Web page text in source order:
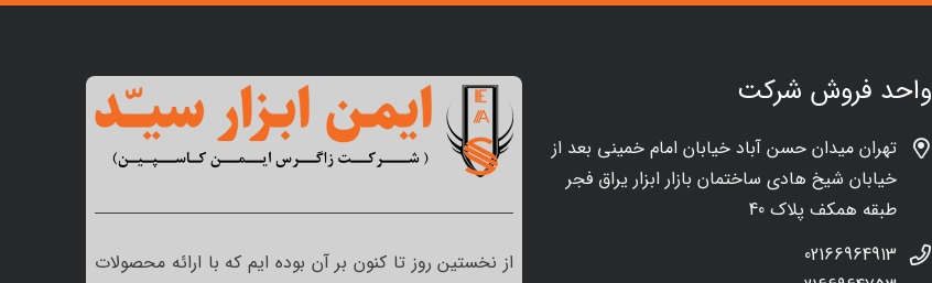
واحد فروش شرکت
تهران میدان حسن آباد خیابان امام خمینی بعد از
خیابان شیخ هادی ساختمان بازار ابزار یراق فجر
طبقه همکف پلاک 40
02166964913
از نخستین روز تا کنون بر آن بوده ایم که با ارائه محصولات